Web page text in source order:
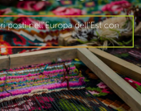
posti nell'Europa dell'Est con